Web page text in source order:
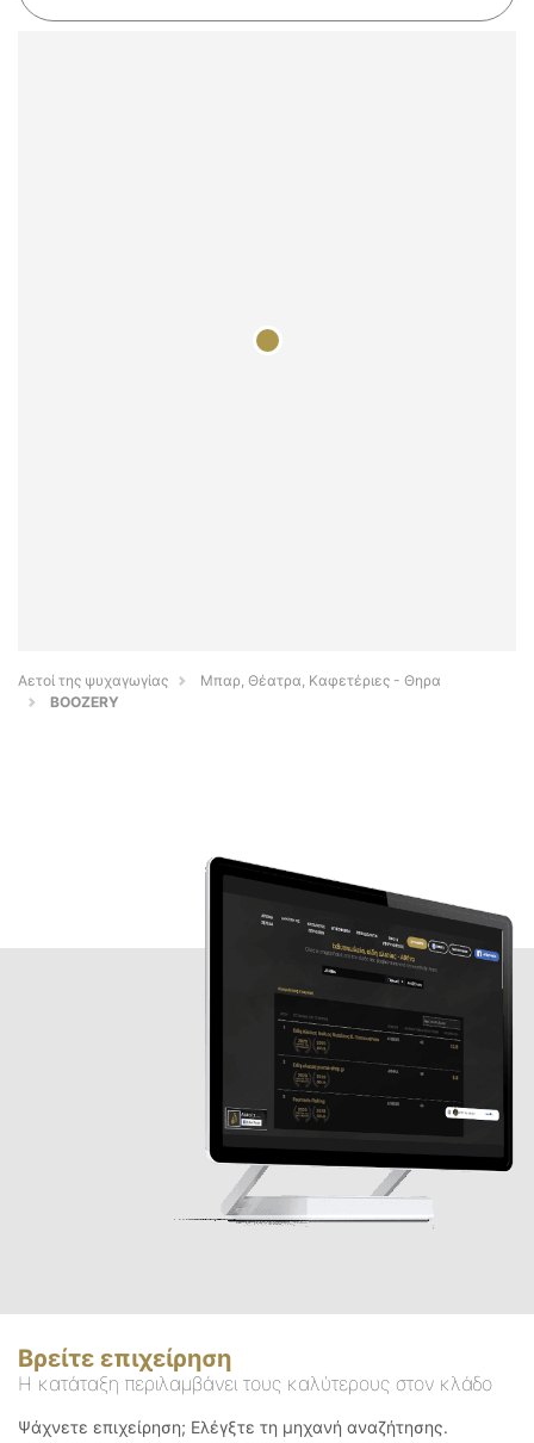
Αετοί της ψυχαγωγίας
Μπαρ, Θέατρα, Καφετέριες - Θηρα
BOOZERY
Βρείτε επιχείρηση
Η κατάταξη περιλαμβάνει τους καλύτερους στον κλάδο
Ψάχνετε επιχείρηση; Ελέγξτε τη μηχανή αναζήτησης.